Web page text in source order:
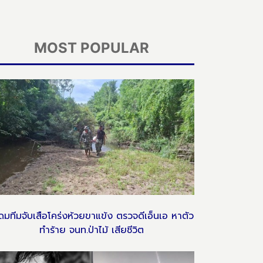
MOST POPULAR
มทีมจับเสือโคร่งห้วยขาแข้ง ตรวจดีเอ็นเอ หาตัว
ทำร้าย จนท.ป่าไม้ เสียชีวิต